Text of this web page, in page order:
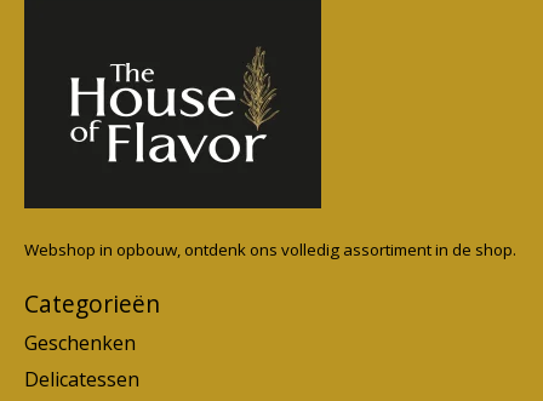
Webshop in opbouw, ontdenk ons volledig assortiment in de shop.
Categorieën
Geschenken
Delicatessen